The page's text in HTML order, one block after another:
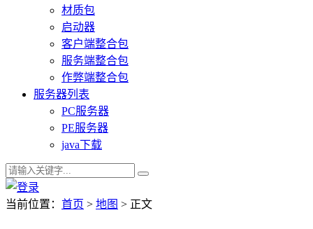
材质包
启动器
客户端整合包
服务端整合包
作弊端整合包
服务器列表
PC服务器
PE服务器
java下载
当前位置： 首页 > 地图 > 正文